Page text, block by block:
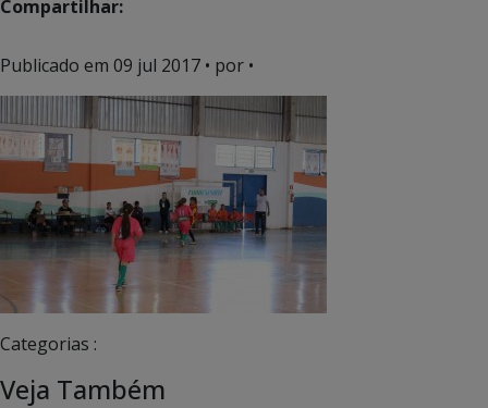
Compartilhar:
Publicado em 09 jul 2017 • por •
Categorias :
Veja Também